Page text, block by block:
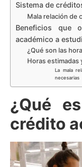
Sistema de
Mala relación de
Beneficios que
académico a
¿Qué son las
Horas estimadas
La mala
necesarias
¿Qué
crédito